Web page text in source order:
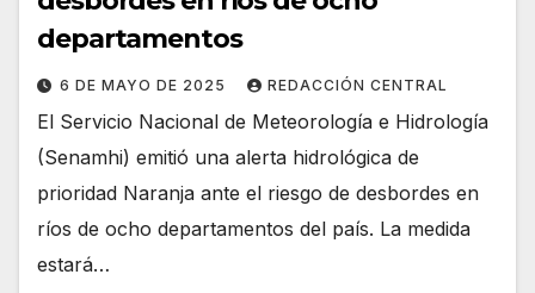
departamentos
6 DE MAYO DE 2025 REDACCIÓN CENTRAL
El Servicio Nacional de Meteorología e Hidrología
(Senamhi) emitió una alerta hidrológica de
prioridad Naranja ante el riesgo de desbordes en
ríos de ocho departamentos del país. La medida
estará…